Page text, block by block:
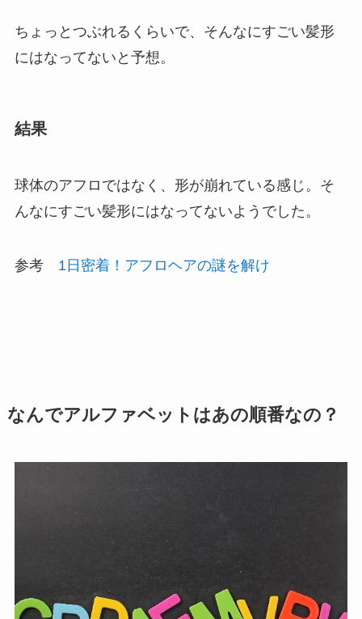
ちょっとつぶれるくらいで、そんなにすごい髪形
にはなってないと予想。
結果
球体のアフロではなく、形が崩れている感じ。そ
んなにすごい髪形にはなってないようでした。
参考 1日密着！アフロヘアの謎を解け
なんでアルファベットはあの順番なの？